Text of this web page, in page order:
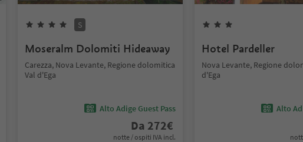
S
Moseralm Dolomiti Hideaway
Carezza, Nova Levante, Regione dolomitica
Val d'Ega
Alto Adige Guest Pass
Da 272€
notte / ospiti IVA incl.
Hotel Pardeller
Nova Levante, Regione
d'Ega
Alto